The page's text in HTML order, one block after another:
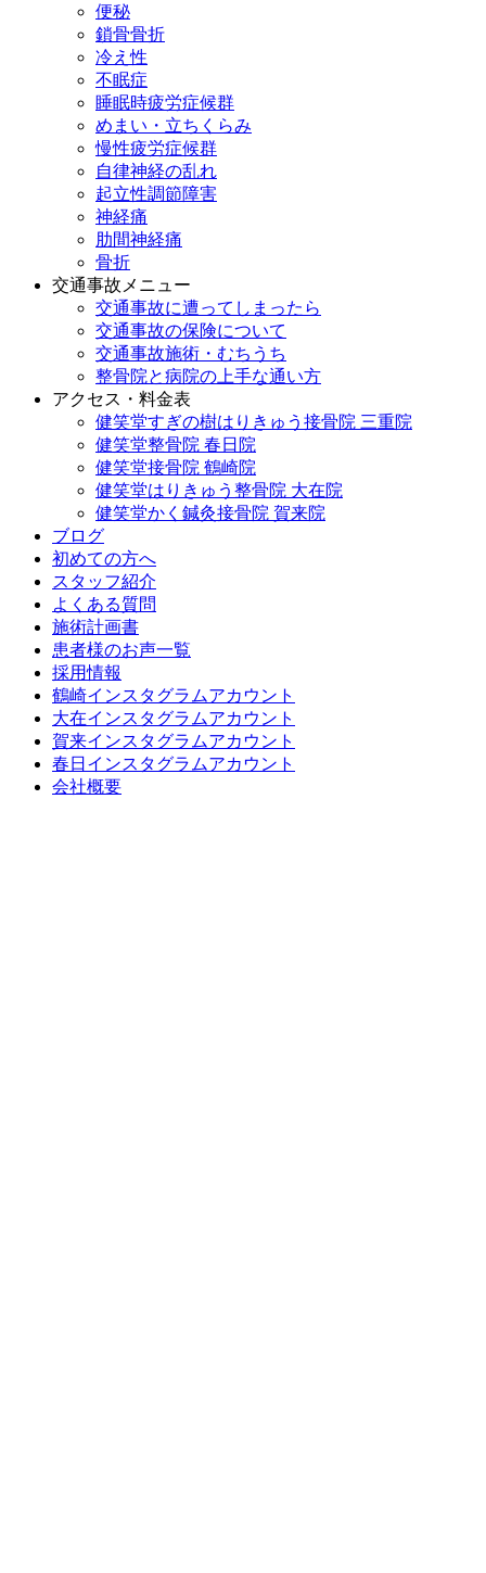
便秘
鎖骨骨折
冷え性
不眠症
睡眠時疲労症候群
めまい・立ちくらみ
慢性疲労症候群
自律神経の乱れ
起立性調節障害
神経痛
肋間神経痛
骨折
交通事故メニュー
交通事故に遭ってしまったら
交通事故の保険について
交通事故施術・むちうち
整骨院と病院の上手な通い方
アクセス・料金表
健笑堂すぎの樹はりきゅう接骨院 三重院
健笑堂整骨院 春日院
健笑堂接骨院 鶴崎院
健笑堂はりきゅう整骨院 大在院
健笑堂かく鍼灸接骨院 賀来院
ブログ
初めての方へ
スタッフ紹介
よくある質問
施術計画書
患者様のお声一覧
採用情報
鶴崎インスタグラムアカウント
大在インスタグラムアカウント
賀来インスタグラムアカウント
春日インスタグラムアカウント
会社概要